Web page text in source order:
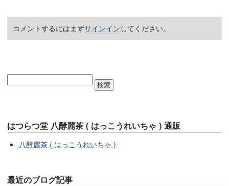
コメントするにはまずサインイン してください。
はつらつ堂 八酵麗茶 ( はっこうれいちゃ ) 通販
八酵麗茶 ( はっこうれいちゃ )
最近のブログ記事